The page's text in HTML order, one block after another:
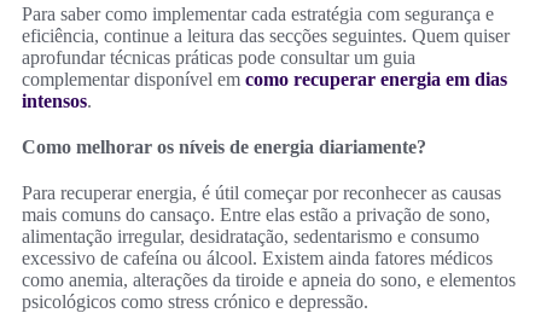
Para saber como implementar cada estratégia com segurança e
eficiência, continue a leitura das secções seguintes. Quem quiser
aprofundar técnicas práticas pode consultar um guia
complementar disponível em como recuperar energia em dias
intensos.
Como melhorar os níveis de energia diariamente?
Para recuperar energia, é útil começar por reconhecer as causas
mais comuns do cansaço. Entre elas estão a privação de sono,
alimentação irregular, desidratação, sedentarismo e consumo
excessivo de cafeína ou álcool. Existem ainda fatores médicos
como anemia, alterações da tiroide e apneia do sono, e elementos
psicológicos como stress crónico e depressão.